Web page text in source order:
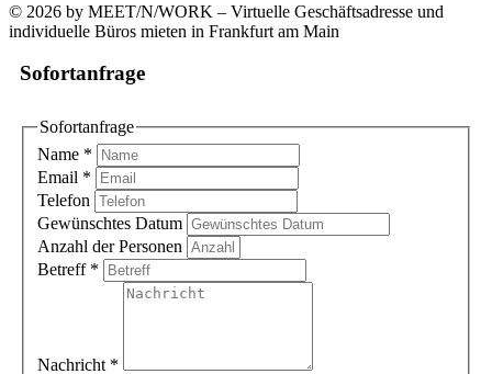
© 2026 by MEET/N/WORK – Virtuelle Geschäftsadresse und
individuelle Büros mieten in Frankfurt am Main
Sofortanfrage
Sofortanfrage
Name *
Email *
Telefon
Gewünschtes Datum
Anzahl der Personen
Betreff *
Nachricht *